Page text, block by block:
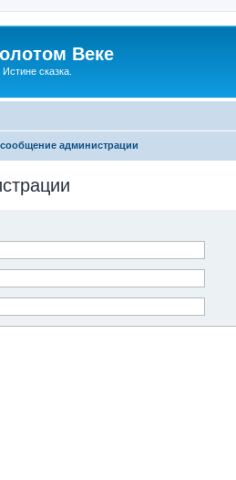
Веке
сказка.
администрации